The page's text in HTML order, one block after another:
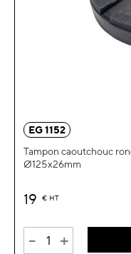
EG 1152
Tampon caoutchouc
Ø125x26mm
19 € HT
- +